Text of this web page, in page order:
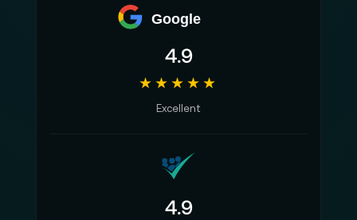
Google
4.9
★★★★★
Excellent
4.9